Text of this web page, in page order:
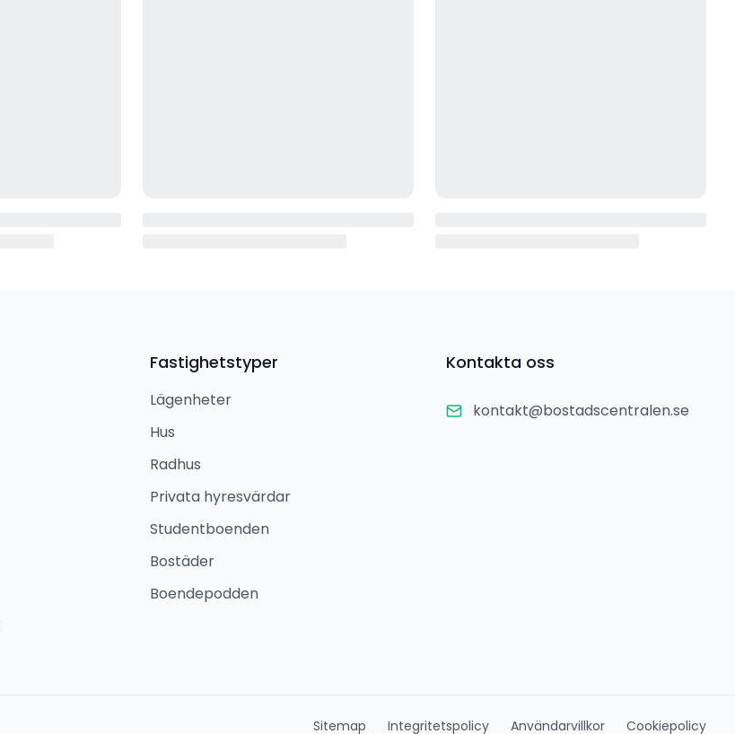
Fastighetstyper
Lägenheter
Hus
Radhus
Privata hyresvärdar
Studentboenden
Bostäder
Boendepodden
Kontakta oss
kontakt@bostadscentralen.se
Sitemap Integritetspolicy Användarvillkor Cookiepolicy